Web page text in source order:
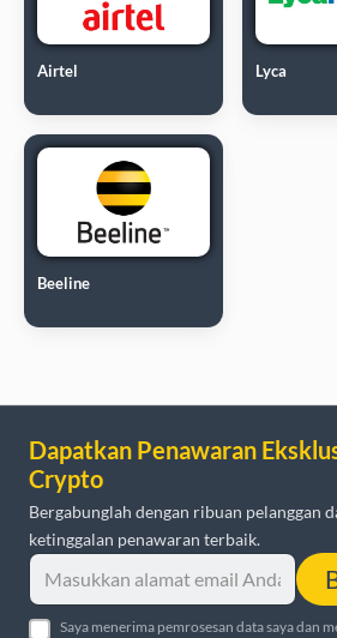
Airtel Lyca
Beeline
Dapatkan Penawaran
Crypto
Bergabunglah dengan ribuan pelanggan
ketinggalan penawaran terbaik.
Saya menerima pemrosesan data saya dan